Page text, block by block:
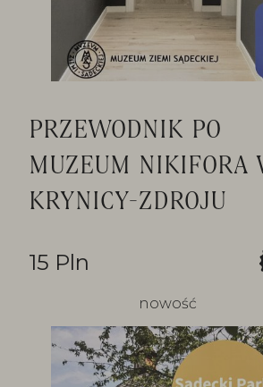
PRZEWODNIK PO
MUZEUM NIKIFORA
KRYNICY-ZDROJU
15 Pln
nowość